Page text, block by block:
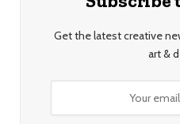
Get the latest creative
art &